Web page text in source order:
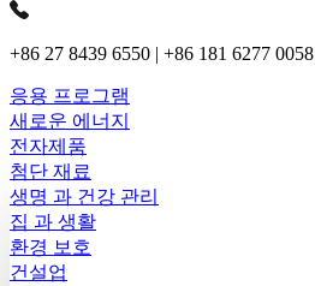
+86 27 8439 6550 | +86 181 6277 0058
응용 프로그램
새로운 에너지
전자제품
첨단 재료
생명 과 건강 관리
집 과 생활
환경 보호
건설업